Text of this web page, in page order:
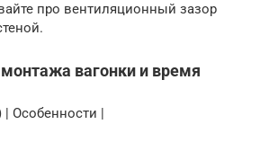
про вентиляционный зазор
вагонки и время
Особенности |